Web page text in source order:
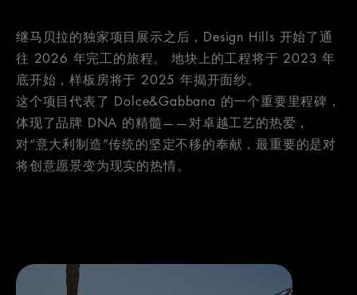
继马贝拉的独家项目展示之后，Design Hills 开始了通
往 2026 年完工的旅程。 地块上的工程将于 2023 年
底开始，样板房将于 2025 年揭开面纱。
这个项目代表了 Dolce&Gabbana 的一个重要里程碑，
体现了品牌 DNA 的精髓——对卓越工艺的热爱，
对“意大利制造”传统的坚定不移的奉献，最重要的是对
将创意愿景变为现实的热情。